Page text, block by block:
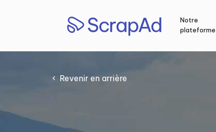
Notre
plateforme
Revenir en arrière